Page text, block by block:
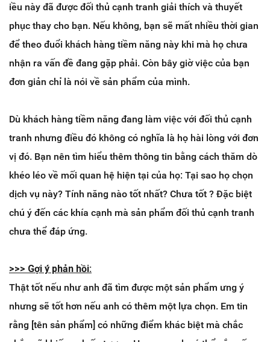
iều này đã được đối thủ cạnh tranh giải thích và thuyết
phục thay cho bạn. Nếu không, bạn sẽ mất nhiều thời gian
để theo đuổi khách hàng tiềm năng này khi mà họ chưa
nhận ra vấn đề đang gặp phải. Còn bây giờ việc của bạn
đơn giản chỉ là nói về sản phẩm của mình.
Dù khách hàng tiềm năng đang làm việc với đối thủ cạnh
tranh nhưng điều đó không có nghĩa là họ hài lòng với đơn
vị đó. Bạn nên tìm hiểu thêm thông tin bằng cách thăm dò
khéo léo về mối quan hệ hiện tại của họ: Tại sao họ chọn
dịch vụ này? Tính năng nào tốt nhất? Chưa tốt ? Đặc biệt
chú ý đến các khía cạnh mà sản phẩm đối thủ cạnh tranh
chưa thể đáp ứng.
>>> Gợi ý phản hồi:
Thật tốt nếu như anh đã tìm được một sản phẩm ưng ý
nhưng sẽ tốt hơn nếu anh có thêm một lựa chọn. Em tin
rằng [tên sản phẩm] có những điểm khác biệt mà chắc